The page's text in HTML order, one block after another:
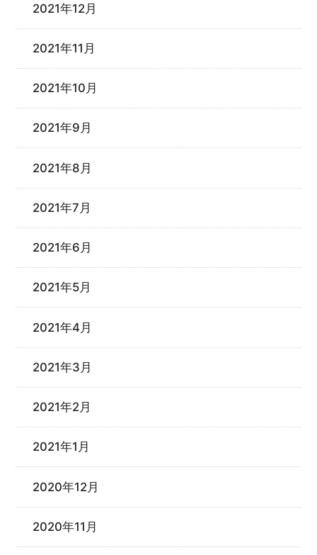
2021年12月
2021年11月
2021年10月
2021年9月
2021年8月
2021年7月
2021年6月
2021年5月
2021年4月
2021年3月
2021年2月
2021年1月
2020年12月
2020年11月